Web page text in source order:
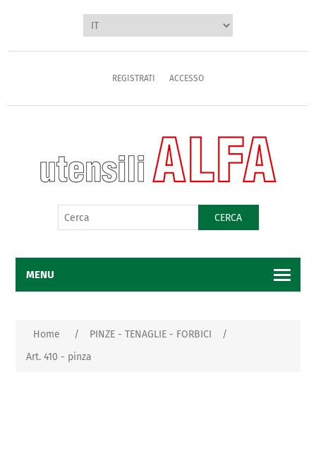
REGISTRATI ACCESSO
CERCA
MENU
Home / PINZE - TENAGLIE - FORBICI
/
Art. 410 - pinza